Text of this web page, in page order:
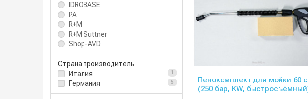
IDROBASE
PA
R+M
R+M Suttner
Shop-AVD
Страна производитель
Италия
1
Германия 5
Пенокомплект для мойки 60
(250 бар, KW,